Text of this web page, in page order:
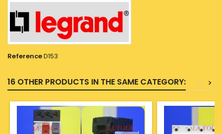
ReferenceD153
16 OTHER PRODUCTS IN THE SAME CATEGORY: >
<